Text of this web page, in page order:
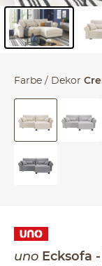
uno Ecksofa
Farbe / Dekor